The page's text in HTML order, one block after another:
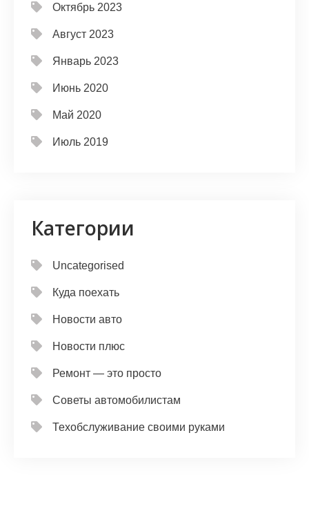
Октябрь 2023
Август 2023
Январь 2023
Июнь 2020
Май 2020
Июль 2019
Категории
Uncategorised
Куда поехать
Новости авто
Новости плюс
Ремонт — это просто
Советы автомобилистам
Техобслуживание своими руками